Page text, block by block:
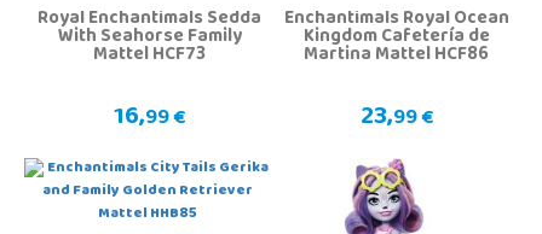
Royal Enchantimals Sedda
With Seahorse Family
Mattel HCF73
16,99 €
Enchantimals Royal Ocean
Kingdom Cafetería de
Martina Mattel HCF86
23,99 €